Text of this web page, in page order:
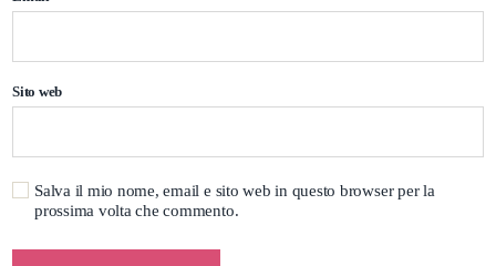
Sito web
Salva il mio nome, email e sito web in questo browser per la
prossima volta che commento.